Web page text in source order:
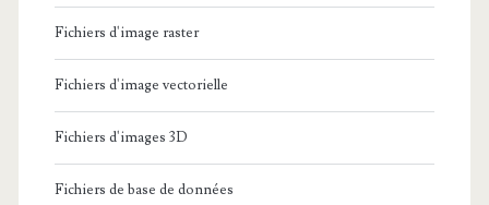
Fichiers d'image raster
Fichiers d'image vectorielle
Fichiers d'images 3D
Fichiers de base de données